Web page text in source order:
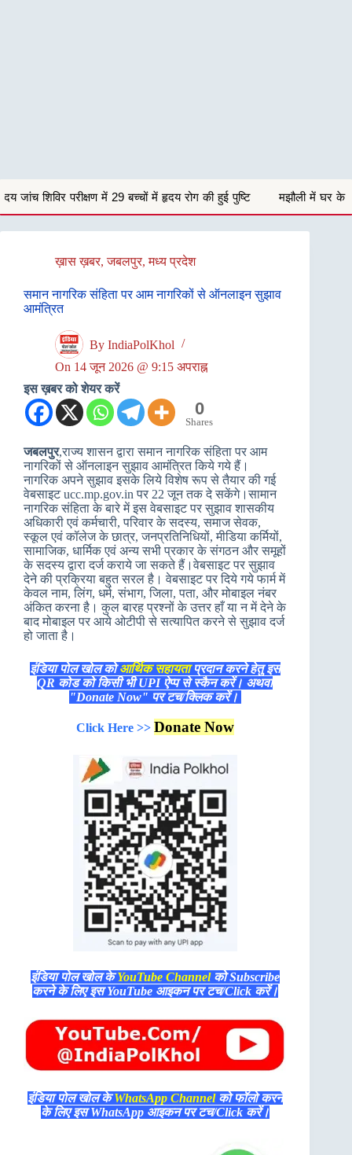
बच्चों में हृदय रोग की हुई पुष्टि मझौली में घर के सामने खड़ी बोलेरो कार
ख़ास ख़बर,जबलपुर,मध्य प्रदेश
समान नागरिक संहिता पर आम नागरिकों से ऑनलाइन सुझाव
आमंत्रित
By IndiaPolKhol
On 14 जून 2026 @ 9:15 अपराह्न
इस ख़बर को शेयर करें
0
Shares
जबलपुर,राज्य शासन द्वारा समान नागरिक संहिता पर आम
नागरिकों से ऑनलाइन सुझाव आमंत्रित किये गये हैं।
नागरिक अपने सुझाव इसके लिये विशेष रूप से तैयार की गई
वेबसाइट ucc.mp.gov.in पर 22 जून तक दे सकेंगे।सामान
नागरिक संहिता के बारे में इस वेबसाइट पर सुझाव शासकीय
अधिकारी एवं कर्मचारी, परिवार के सदस्य, समाज सेवक,
स्कूल एवं कॉलेज के छात्र, जनप्रतिनिधियों, मीडिया कर्मियों,
सामाजिक, धार्मिक एवं अन्य सभी प्रकार के संगठन और समूहों
के सदस्य द्वारा दर्ज कराये जा सकते हैं।वेबसाइट पर सुझाव
देने की प्रक्रिया बहुत सरल है। वेबसाइट पर दिये गये फार्म में
केवल नाम, लिंग, धर्म, संभाग, जिला, पता, और मोबाइल नंबर
अंकित करना है। कुल बारह प्रश्नों के उत्तर हाँ या न में देने के
बाद मोबाइल पर आये ओटीपी से सत्यापित करने से सुझाव दर्ज
हो जाता है।
इंडिया पोल खोल कोआर्थिक सहायताप्रदान करने हेतु इस
QR कोड को किसी भी UPI ऐप्प से स्कैन करें। अथवा
"Donate Now" पर टच/क्लिक करें।
Click Here >> Donate Now
इंडिया पोल खोल केYouTube Channelको Subscribe
करने के लिए इस YouTube आइकन पर टच/Click करें।
इंडिया पोल खोल केWhatsApp Channelको फॉलो करने
के लिए इस WhatsApp आइकन पर टच/Click करें।